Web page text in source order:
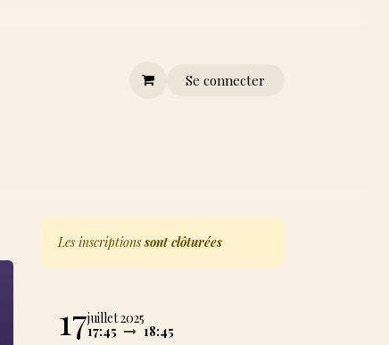
Se connecter
Les inscriptionssont clôturées
17juillet 2025
17:45
18:45